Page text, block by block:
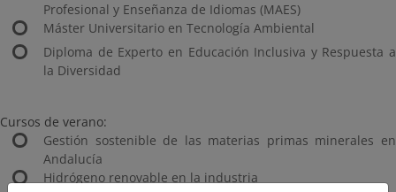
Profesional y Enseñanza de Idiomas (MAES)
Máster Universitario en Tecnología Ambiental
Diploma de Experto en Educación Inclusiva y Respuesta a
la Diversidad
Cursos de verano:
Gestión sostenible de las materias primas minerales en
Andalucía
Hidrógeno renovable en la industria